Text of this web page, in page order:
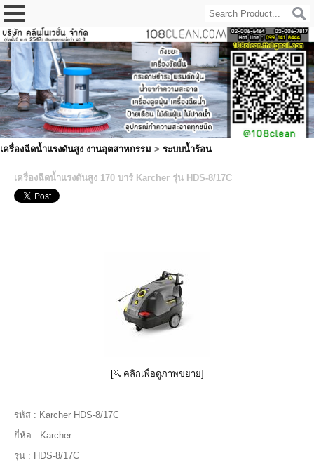
เครื่องฉีดน้ำแรงดันสูง งานอุตสาหกรรม > ระบบน้ำร้อน
เครื่องฉีดน้ำแรงดันสูง 170 บาร์ Karcher รุ่น HDS-8/17C
[ คลิกเพื่อดูภาพขยาย]
รหัส : Karcher HDS-8/17C
ยี่ห้อ : Karcher
รุ่น : HDS-8/17C